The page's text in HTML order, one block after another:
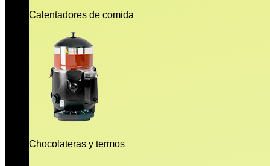
Calentadores de comida
Chocolateras y termos